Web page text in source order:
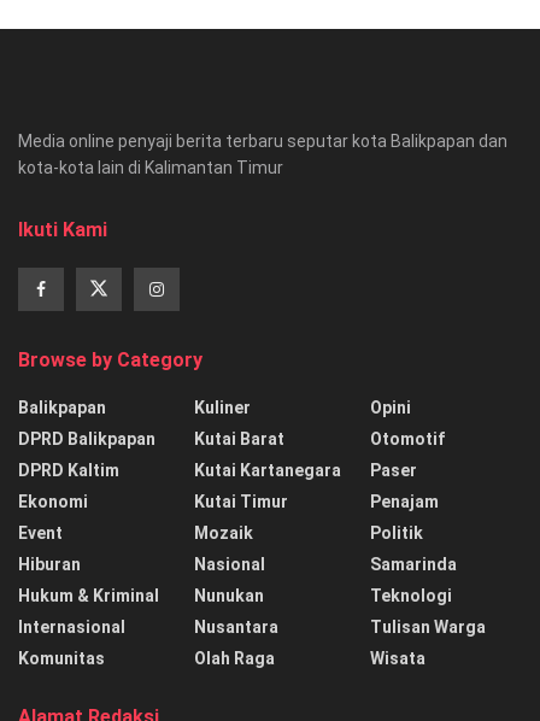
Media online penyaji berita terbaru seputar kota Balikpapan dan
kota-kota lain di Kalimantan Timur
Ikuti Kami
Browse by Category
Balikpapan
DPRD Balikpapan
DPRD Kaltim
Ekonomi
Event
Hiburan
Hukum & Kriminal
Internasional
Komunitas
Kuliner
Kutai Barat
Kutai Kartanegara
Kutai Timur
Mozaik
Nasional
Nunukan
Nusantara
Olah Raga
Opini
Otomotif
Paser
Penajam
Politik
Samarinda
Teknologi
Tulisan Warga
Wisata